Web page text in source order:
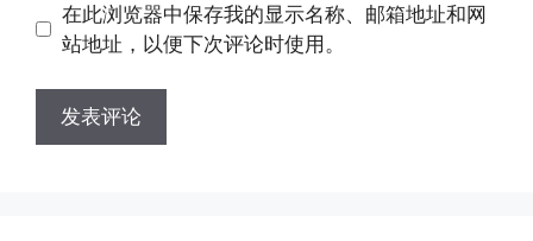
址
址
在此浏览器中保存我的显示名称、邮箱地址和网
站地址，以便下次评论时使用。